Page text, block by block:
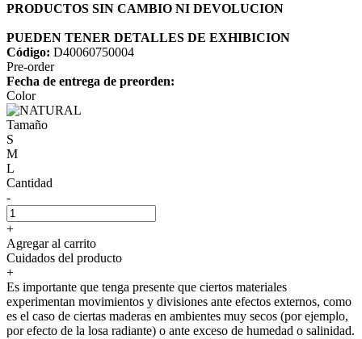
PRODUCTOS SIN CAMBIO NI DEVOLUCION
PUEDEN TENER DETALLES DE EXHIBICION
Código: D40060750004
Pre-order
Fecha de entrega de preorden:
Color
Tamaño
S
M
L
Cantidad
-
+
Agregar al carrito
Cuidados del producto
+
Es importante que tenga presente que ciertos materiales
experimentan movimientos y divisiones ante efectos externos, como
es el caso de ciertas maderas en ambientes muy secos (por ejemplo,
por efecto de la losa radiante) o ante exceso de humedad o salinidad.